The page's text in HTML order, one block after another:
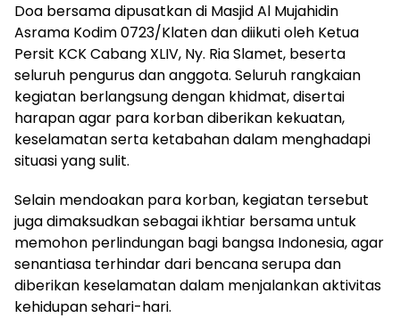
Doa bersama dipusatkan di Masjid Al Mujahidin
Asrama Kodim 0723/Klaten dan diikuti oleh Ketua
Persit KCK Cabang XLIV, Ny. Ria Slamet, beserta
seluruh pengurus dan anggota. Seluruh rangkaian
kegiatan berlangsung dengan khidmat, disertai
harapan agar para korban diberikan kekuatan,
keselamatan serta ketabahan dalam menghadapi
situasi yang sulit.
Selain mendoakan para korban, kegiatan tersebut
juga dimaksudkan sebagai ikhtiar bersama untuk
memohon perlindungan bagi bangsa Indonesia, agar
senantiasa terhindar dari bencana serupa dan
diberikan keselamatan dalam menjalankan aktivitas
kehidupan sehari-hari.